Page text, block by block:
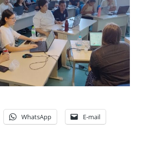
WhatsApp E-mail